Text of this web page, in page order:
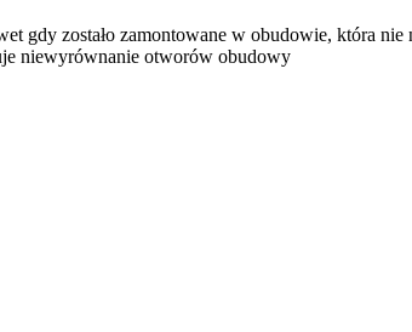
gdy zostało zamontowane w obudowie, która nie
niewyrównanie otworów obudowy